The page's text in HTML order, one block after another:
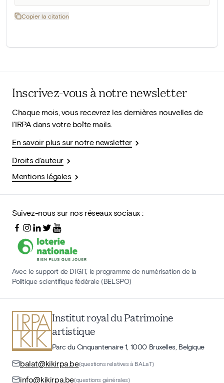
Copier la citation
Inscrivez-vous à notre newsletter
Chaque mois, vous recevrez les dernières nouvelles de
l'IRPA dans votre boîte mails.
En savoir plus sur notre newsletter
Droits d'auteur
Mentions légales
Suivez-nous sur nos réseaux sociaux :
Avec le support de DIGIT, le programme de numérisation de la
Politique scientifique fédérale (BELSPO)
Institut royal du Patrimoine
artistique
Parc du Cinquantenaire 1, 1000 Bruxelles, Belgique
balat@kikirpa.be(questions relatives à BALaT)
info@kikirpa.be(questions générales)